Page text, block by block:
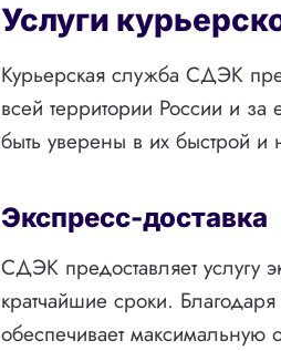
Услуги
Курьерская служба СДЭК
всей территории России и
быть уверены в их быстрой и
Экспресс-доставка
СДЭК предоставляет услугу
кратчайшие сроки.
обеспечивает максимальную